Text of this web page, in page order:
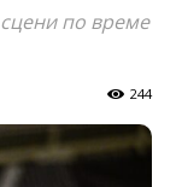
по време
244